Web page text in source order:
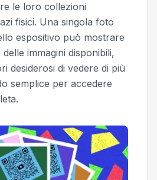
le loro collezioni
fisici. Una singola foto
espositivo può mostrare
immagini disponibili,
desiderosi di vedere di più
semplice per accedere